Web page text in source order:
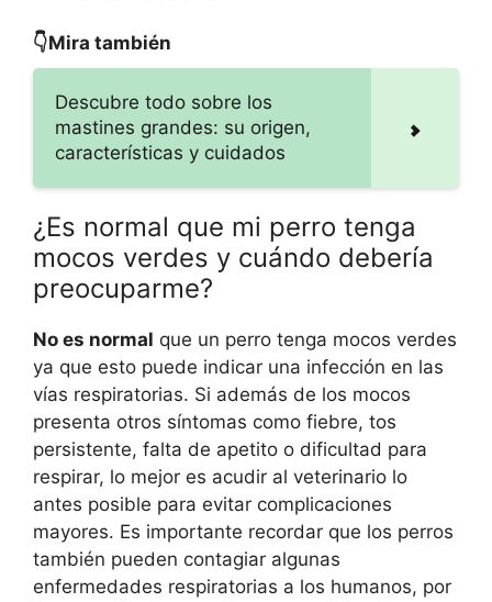
👇Mira también
Descubre todo sobre los
mastines grandes: su origen,
características y cuidados
¿Es normal que mi perro tenga
mocos verdes y cuándo debería
preocuparme?
No es normal que un perro tenga mocos verdes
ya que esto puede indicar una infección en las
vías respiratorias. Si además de los mocos
presenta otros síntomas como fiebre, tos
persistente, falta de apetito o dificultad para
respirar, lo mejor es acudir al veterinario lo
antes posible para evitar complicaciones
mayores. Es importante recordar que los perros
también pueden contagiar algunas
enfermedades respiratorias a los humanos, por